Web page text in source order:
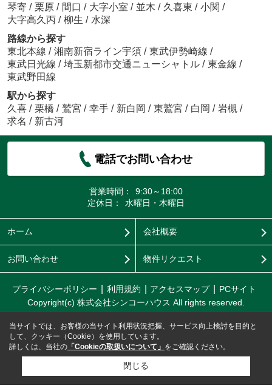
琴寄 / 栗原 / 間口 / 大字小室 / 並木 / 久喜東 / 小関 /
大字高久丙 / 柳生 / 水深
路線から探す
東北本線 / 湘南新宿ライン宇須 / 東武伊勢崎線 /
東武日光線 / 埼玉新都市交通ニューシャトル / 東金線 /
東武野田線
駅から探す
久喜 / 栗橋 / 鷲宮 / 幸手 / 新白岡 / 東鷲宮 / 白岡 / 岩槻 /
求名 / 新古河
電話でお問い合わせ
営業時間：
9:30～18:00
定休日：
水曜日・木曜日
ホーム 会社概要
お問い合わせ 物件リクエスト
プライバシーポリシー 利用規約 アクセスマップ
PCサイト
Copyright(c) 株式会社シンコーハウス All rights reserved.
当サイトでは、お客様の当サイト利用状況把握、サービス向上検討を目的と
して、クッキー（Cookie）を使用しています。
詳しくは、当社の 「Cookieの取扱いについて」 をご確認ください。
閉じる